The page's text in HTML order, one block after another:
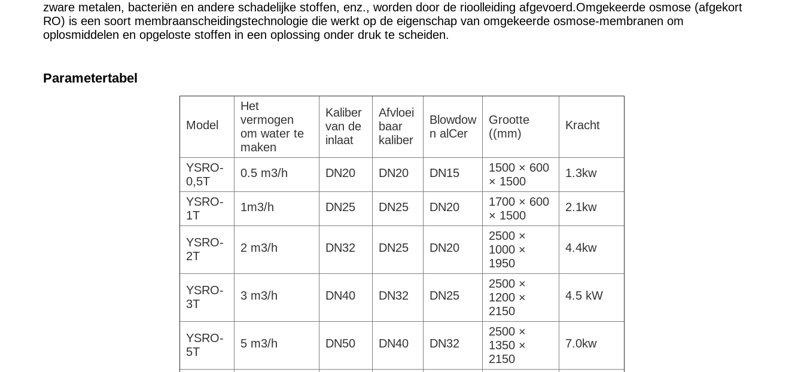
zware metalen, bacteriën en andere schadelijke stoffen, enz., worden door de rioolleiding afgevoerd.Omgekeerde osmose (afgekort
RO) is een soort membraanscheidingstechnologie die werkt op de eigenschap van omgekeerde osmose-membranen om
oplosmiddelen en opgeloste stoffen in een oplossing onder druk te scheiden.
Parametertabel
Model
Het
vermogen
om water te
maken
Kaliber
van de
inlaat
Afvloei
baar
kaliber
Blowdow
n alCer
Grootte
((mm)
Kracht
YSRO-
0,5T
0.5 m3/h DN20 DN20 DN15
1500 × 600
× 1500
1.3kw
YSRO-
1T
1m3/h DN25 DN25 DN20
1700 × 600
× 1500
2.1kw
YSRO-
2T
2 m3/h DN32 DN25 DN20
2500 ×
1000 ×
1950
4.4kw
YSRO-
3T
3 m3/h DN40 DN32 DN25
2500 ×
1200 ×
2150
4.5 kW
YSRO-
5T
5 m3/h DN50 DN40 DN32
2500 ×
1350 ×
2150
7.0kw